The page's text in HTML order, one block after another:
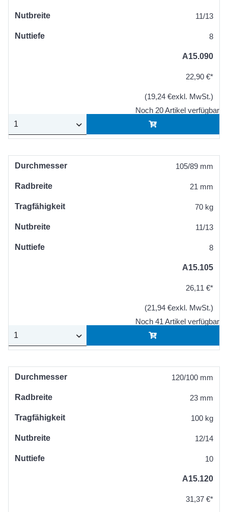
Nutbreite 11/13
Nuttiefe 8
A15.090
22,90 €*
(19,24 €exkl. MwSt.)
Noch 20 Artikel verfügbar
Durchmesser 105/89 mm
Radbreite 21 mm
Tragfähigkeit 70 kg
Nutbreite 11/13
Nuttiefe 8
A15.105
26,11 €*
(21,94 €exkl. MwSt.)
Noch 41 Artikel verfügbar
Durchmesser 120/100 mm
Radbreite 23 mm
Tragfähigkeit 100 kg
Nutbreite 12/14
Nuttiefe 10
A15.120
31,37 €*